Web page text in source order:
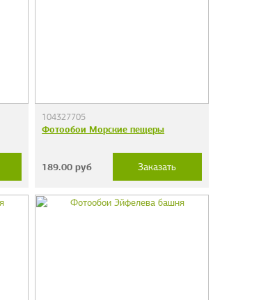
104327705
Фотообои Морские пещеры
189.00 руб Заказать